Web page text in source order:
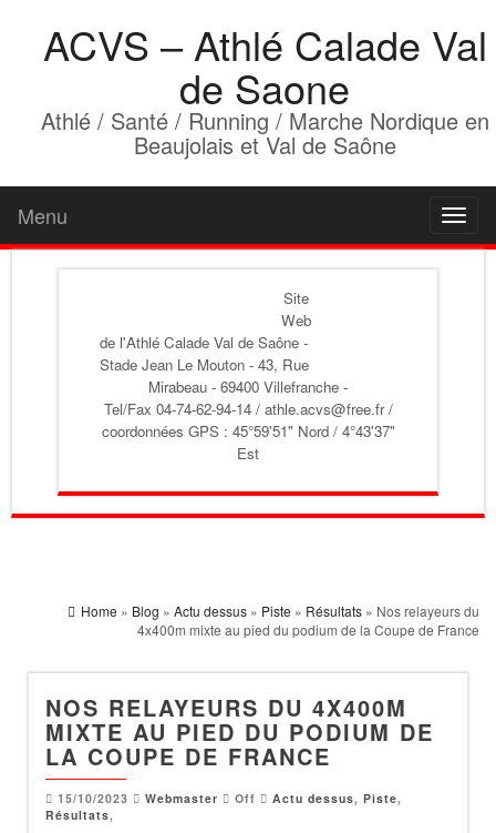
ACVS – Athlé Calade Val
de Saone
Athlé / Santé / Running / Marche Nordique en
Beaujolais et Val de Saône
Menu
Site
Web
de l'Athlé Calade Val de Saône -
Stade Jean Le Mouton - 43, Rue
Mirabeau - 69400 Villefranche -
Tel/Fax 04-74-62-94-14 / athle.acvs@free.fr /
coordonnées GPS : 45°59'51" Nord / 4°43'37"
Est
Home » Blog » Actu dessus » Piste » Résultats » Nos relayeurs du
4x400m mixte au pied du podium de la Coupe de France
NOS RELAYEURS DU 4X400M
MIXTE AU PIED DU PODIUM DE
LA COUPE DE FRANCE
15/10/2023 Webmaster Off Actu dessus, Piste,
Résultats,